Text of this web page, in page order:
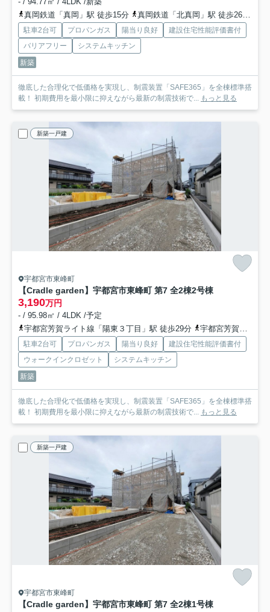
真岡鉄道「真岡」駅 徒歩15分
真岡鉄道「北真岡」駅 徒歩26分
駐車2台可 プロパンガス 陽当り良好
建設住宅性能評価書付
バリアフリー
システムキッチン
新築
徹底した合理化で低価格を実現し、制震装置「SAFE365」を全棟標準搭
載！ 初期費用を最小限に抑えながら最新の制震技術で... もっと見る
新築一戸建
宇都宮市東峰町
【Cradle garden】宇都宮市東峰町 第7 全2棟2号棟
3,190万円
- / 95.98㎡ / 4LDK /予定
宇都宮芳賀ライト線「陽東３丁目」駅 徒歩29分
宇都宮芳賀ライト線「宇都宮大学陽東キャンパス」駅 徒歩31分
駐車2台可 プロパンガス 陽当り良好
建設住宅性能評価書付
ウォークインクロゼット
システムキッチン
新築
徹底した合理化で低価格を実現し、制震装置「SAFE365」を全棟標準搭
載！ 初期費用を最小限に抑えながら最新の制震技術で... もっと見る
新築一戸建
宇都宮市東峰町
【Cradle garden】宇都宮市東峰町 第7 全2棟1号棟